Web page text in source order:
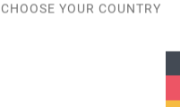
CHOOSE YOUR COUNTRY